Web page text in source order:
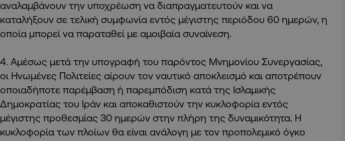
αναλαμβάνουν την υποχρέωση να διαπραγματευτούν και να
καταλήξουν σε τελική συμφωνία εντός μέγιστης περιόδου 60 ημερών, η
οποία μπορεί να παραταθεί με αμοιβαία συναίνεση.
4. Αμέσως μετά την υπογραφή του παρόντος Μνημονίου Συνεργασίας,
οι Ηνωμένες Πολιτείες αίρουν τον ναυτικό αποκλεισμό και αποτρέπουν
οποιαδήποτε παρέμβαση ή παρεμπόδιση κατά της Ισλαμικής
Δημοκρατίας του Ιράν και αποκαθιστούν την κυκλοφορία εντός
μέγιστης προθεσμίας 30 ημερών στην πλήρη της δυναμικότητα. Η
κυκλοφορία των πλοίων θα είναι ανάλογη με τον προπολεμικό όγκο